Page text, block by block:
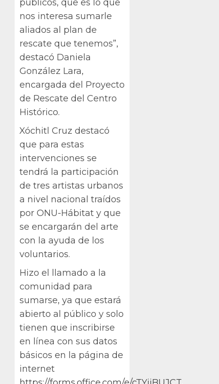
públicos, que es lo que
nos interesa sumarle
aliados al plan de
rescate que tenemos”,
destacó Daniela
González Lara,
encargada del Proyecto
de Rescate del Centro
Histórico.
Xóchitl Cruz destacó
que para estas
intervenciones se
tendrá la participación
de tres artistas urbanos
a nivel nacional traídos
por ONU-Hábitat y que
se encargarán del arte
con la ayuda de los
voluntarios.
Hizo el llamado a la
comunidad para
sumarse, ya que estará
abierto al público y solo
tienen que inscribirse
en línea con sus datos
básicos en la página de
internet